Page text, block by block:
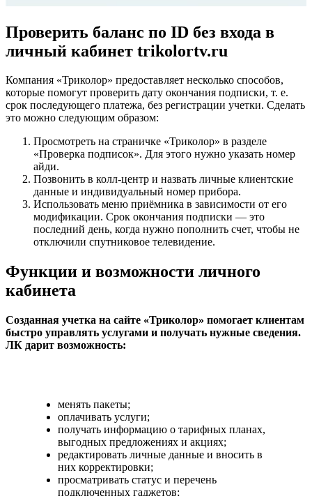
Проверить баланс по ID без входа в
личный кабинет trikolortv.ru
Компания «Триколор» предоставляет несколько способов,
которые помогут проверить дату окончания подписки, т. е.
срок последующего платежа, без регистрации учетки. Сделать
это можно следующим образом:
Просмотреть на страничке «Триколор» в разделе
«Проверка подписок». Для этого нужно указать номер
айди.
Позвонить в колл-центр и назвать личные клиентские
данные и индивидуальный номер прибора.
Использовать меню приёмника в зависимости от его
модификации. Срок окончания подписки — это
последний день, когда нужно пополнить счет, чтобы не
отключили спутниковое телевидение.
Функции и возможности личного
кабинета
Созданная учетка на сайте «Триколор» помогает клиентам
быстро управлять услугами и получать нужные сведения.
ЛК дарит возможность:
менять пакеты;
оплачивать услуги;
получать информацию о тарифных планах,
выгодных предложениях и акциях;
редактировать личные данные и вносить в
них корректировки;
просматривать статус и перечень
подключенных гаджетов;